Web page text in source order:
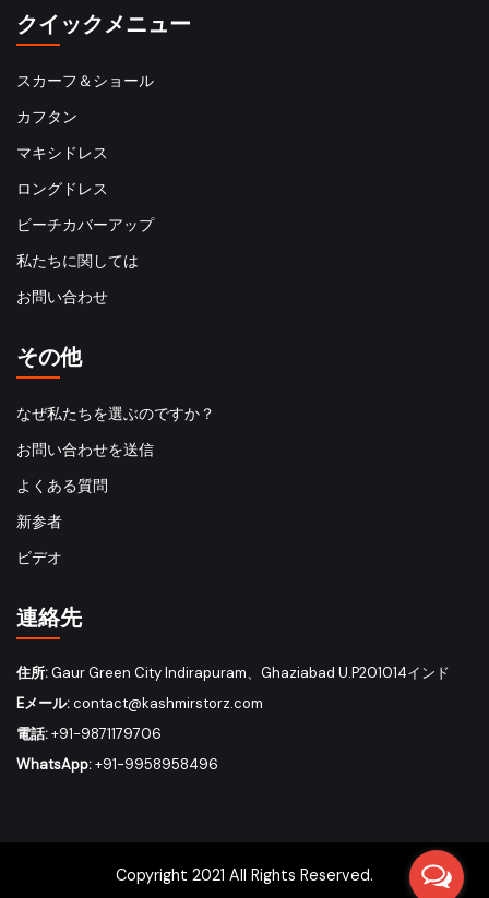
クイックメニュー
スカーフ＆ショール
カフタン
マキシドレス
ロングドレス
ビーチカバーアップ
私たちに関しては
お問い合わせ
その他
なぜ私たちを選ぶのですか？
お問い合わせを送信
よくある質問
新参者
ビデオ
連絡先
住所:Gaur Green City Indirapuram、Ghaziabad U.P201014インド
Eメール:contact@kashmirstorz.com
電話:+91-9871179706
WhatsApp:+91-9958958496
Copyright 2021 All Rights Reserved.